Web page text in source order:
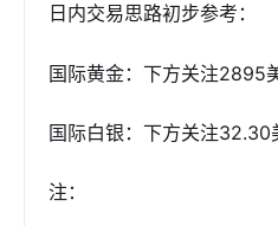
日内交易思路初步参考：
国际黄金：下方关注2895
国际白银：下方关注
注：